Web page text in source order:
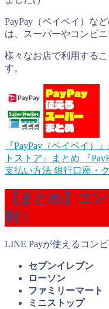
PayPay（ペイペイ）な
は、スーパーやコンビ
様々なお店で利用する
す。
『PayPay（ペイペイ）
トストア』まとめ 『
支払い方法 銀行口座・
【まとめ】コ
利！
LINE Payが使えるコン
セブンイレブン
ローソン
ファミリーマート
ミニストップ